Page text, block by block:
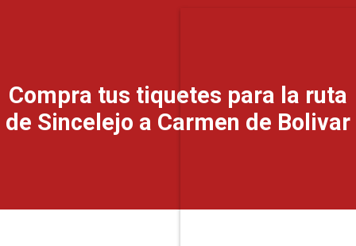
Compra tus tiquetes para la ruta
de Sincelejo a Carmen de Bolivar